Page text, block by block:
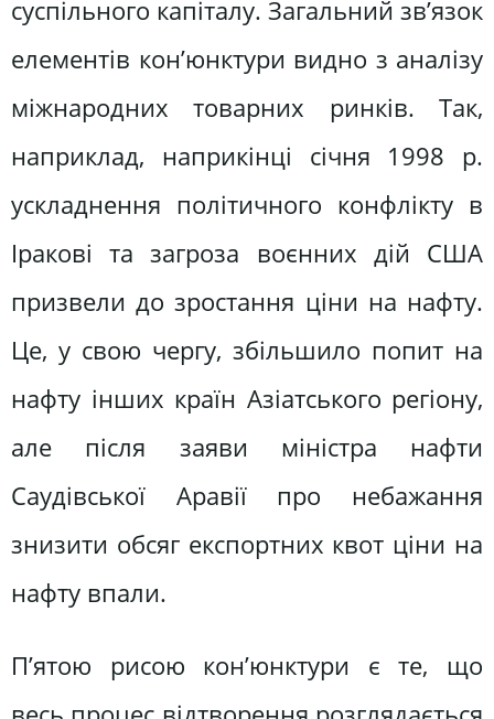
суспільного капіталу. Загальний зв’язок
елементів кон’юнктури видно з аналізу
міжнародних товарних ринків. Так,
наприклад, наприкінці січня 1998 р.
ускладнення політичного конфлікту в
Іракові та загроза воєнних дій США
призвели до зростання ціни на нафту.
Це, у свою чергу, збільшило попит на
нафту інших країн Азіатського регіону,
але після заяви міністра нафти
Саудівської Аравії про небажання
знизити обсяг експортних квот ціни на
нафту впали.
П’ятою рисою кон’юнктури є те, що